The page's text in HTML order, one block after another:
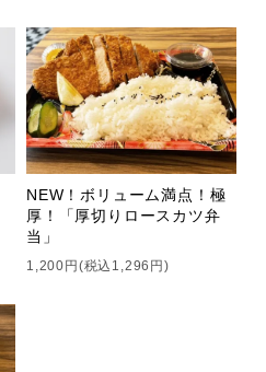
NEW！ボリューム満点！極
厚！「厚切りロースカツ弁
当」
1,200円(税込1,296円)